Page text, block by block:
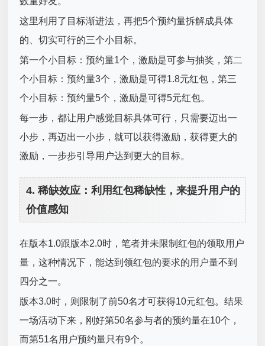
这里利用了目标渐进法，再把5个预约量拆解成具体
的、切实可行的三个小目标。
第一个小目标：预约量1个，激励是可参与抽奖，第二
个小目标：预约量3个，激励是可得1.8元红包，第三
个小目标：预约量5个，激励是可得5元红包。
每一步，都让用户感觉目标具体可行，只需要迈出一
小步，再迈出一小步，就可以获得激励，获得更大的
激励，一步步引导用户达到更大的目标。
4. 稀缺效应：利用红包稀缺性，来提升用户的
价值感知
在版本1.0跟版本2.0时，笔者并未限制红包的领取用户
量，这种情况下，能达到领红包的要求的用户量不到
四分之一。
版本3.0时，则限制了前50名才可获得10元红包。结果
一场活动下来，刚好第50名参与者的预约量在10个，
而第51名用户预约量只有9个。